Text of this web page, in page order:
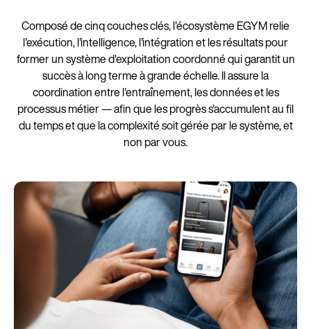
Composé de cinq couches clés, l'écosystème EGYM relie
l'exécution, l'intelligence, l'intégration et les résultats pour
former un système d'exploitation coordonné qui garantit un
succès à long terme à grande échelle. Il assure la
coordination entre l'entraînement, les données et les
processus métier — afin que les progrès s'accumulent au fil
du temps et que la complexité soit gérée par le système, et
non par vous.